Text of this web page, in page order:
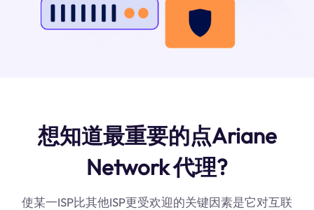
想知道最重要的点Ariane
Network 代理?
使某一ISP比其他ISP更受欢迎的关键因素是它对互联